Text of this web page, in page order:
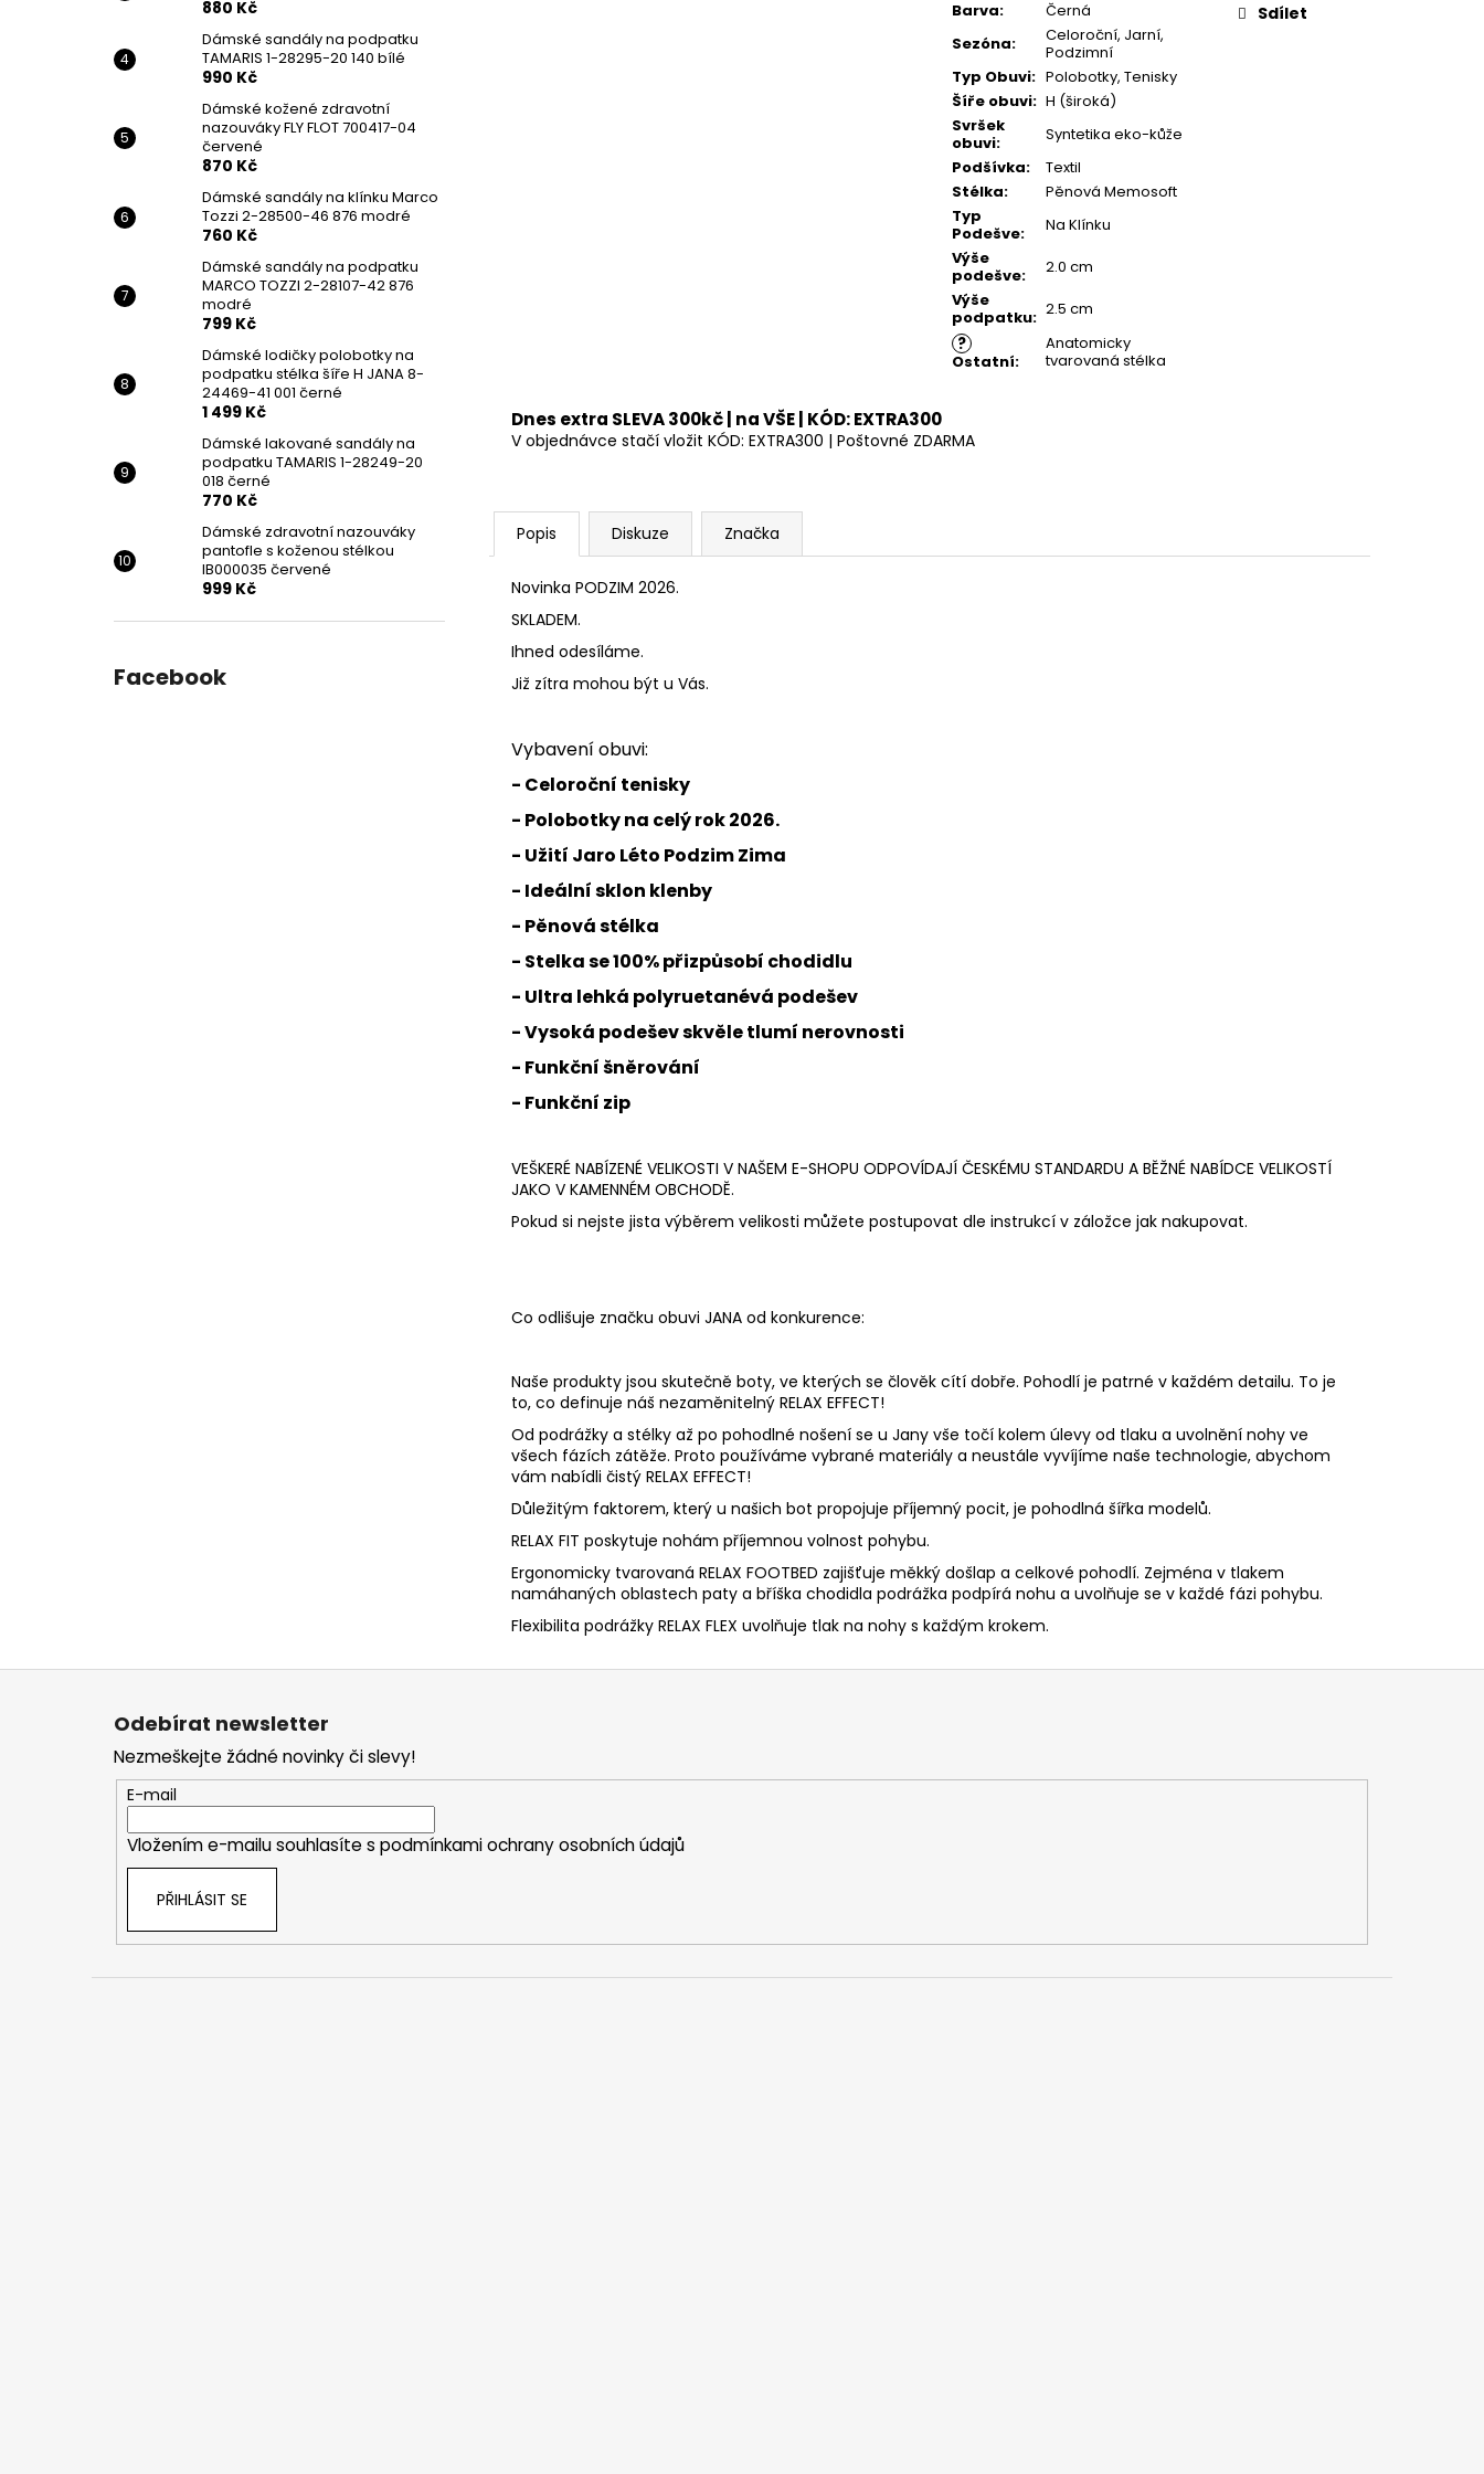
880 Kč
Dámské sandály na podpatku
TAMARIS 1-28295-20 140 bílé
990 Kč
Dámské kožené zdravotní
nazouváky FLY FLOT 700417-04
červené
870 Kč
Dámské sandály na klínku Marco
Tozzi 2-28500-46 876 modré
760 Kč
Dámské sandály na podpatku
MARCO TOZZI 2-28107-42 876
modré
799 Kč
Dámské lodičky polobotky na
podpatku stélka šíře H JANA 8-
24469-41 001 černé
1 499 Kč
Dámské lakované sandály na
podpatku TAMARIS 1-28249-20
018 černé
770 Kč
Dámské zdravotní nazouváky
pantofle s koženou stélkou
IB000035 červené
999 Kč
Facebook
Barva:
Černá
Sezóna:
Celoroční, Jarní,
Podzimní
Typ Obuvi: Polobotky, Tenisky
Šíře obuvi: H (široká)
Svršek
obuvi:
Syntetika eko-kůže
Podšívka:
Textil
Stélka:
Pěnová Memosoft
Typ
Podešve:
Na Klínku
Výše
podešve:
2.0 cm
Výše
podpatku: 2.5 cm
?
Ostatní:
Anatomicky
tvarovaná stélka
Sdílet
Dnes extra SLEVA 300kč | na VŠE | KÓD: EXTRA300
V objednávce stačí vložit KÓD: EXTRA300 | Poštovné ZDARMA
Popis Diskuze Značka
Novinka PODZIM 2026.
SKLADEM.
Ihned odesíláme.
Již zítra mohou být u Vás.
Vybavení obuvi:
- Celoroční tenisky
- Polobotky na celý rok 2026.
- Užití Jaro Léto Podzim Zima
- Ideální sklon klenby
- Pěnová stélka
- Stelka se 100% přizpůsobí chodidlu
- Ultra lehká polyruetanévá podešev
- Vysoká podešev skvěle tlumí nerovnosti
- Funkční šněrování
- Funkční zip
VEŠKERÉ NABÍZENÉ VELIKOSTI V NAŠEM E-SHOPU ODPOVÍDAJÍ ČESKÉMU STANDARDU A BĚŽNÉ NABÍDCE VELIKOSTÍ
JAKO V KAMENNÉM OBCHODĚ.
Pokud si nejste jista výběrem velikosti můžete postupovat dle instrukcí v záložce jak nakupovat.
Co odlišuje značku obuvi JANA od konkurence:
Naše produkty jsou skutečně boty, ve kterých se člověk cítí dobře. Pohodlí je patrné v každém detailu. To je
to, co definuje náš nezaměnitelný RELAX EFFECT!
Od podrážky a stélky až po pohodlné nošení se u Jany vše točí kolem úlevy od tlaku a uvolnění nohy ve
všech fázích zátěže. Proto používáme vybrané materiály a neustále vyvíjíme naše technologie, abychom
vám nabídli čistý RELAX EFFECT!
Důležitým faktorem, který u našich bot propojuje příjemný pocit, je pohodlná šířka modelů.
RELAX FIT poskytuje nohám příjemnou volnost pohybu.
Ergonomicky tvarovaná RELAX FOOTBED zajišťuje měkký došlap a celkové pohodlí. Zejména v tlakem
namáhaných oblastech paty a bříška chodidla podrážka podpírá nohu a uvolňuje se v každé fázi pohybu.
Flexibilita podrážky RELAX FLEX uvolňuje tlak na nohy s každým krokem.
Z
Odebírat newsletter
Nezmeškejte žádné novinky či slevy!
E-mail
Vložením e-mailu souhlasíte s podmínkami ochrany osobních údajů
PŘIHLÁSIT SE